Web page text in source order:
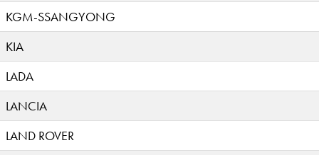
KGM-SSANGYONG
KIA
LADA
LANCIA
LAND ROVER